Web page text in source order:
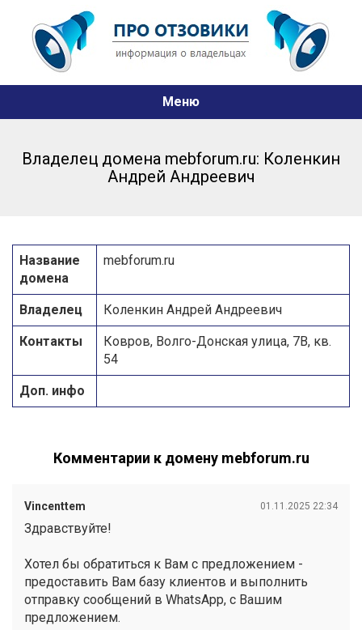
Меню
Владелец домена mebforum.ru: Коленкин
Андрей Андреевич
Название
домена
mebforum.ru
Владелец Коленкин Андрей Андреевич
Контакты
Ковров, Волго-Донская улица, 7В, кв.
54
Доп. инфо
Комментарии к домену mebforum.ru
Vincenttem 01.11.2025 22:34
Здравствуйте!
Хотел бы обратиться к Вам с предложением -
предоставить Вам базу клиентов и выполнить
отправку сообщений в WhatsApp, с Вашим
предложением.